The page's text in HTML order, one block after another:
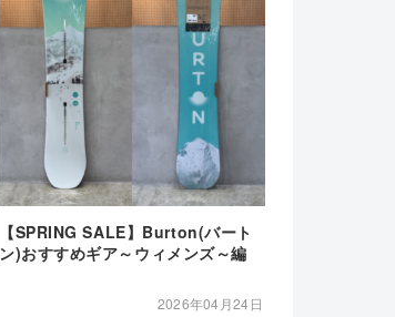
【SPRING SALE】Burton(バート
ン)おすすめギア～ウィメンズ～編
2026年04月24日